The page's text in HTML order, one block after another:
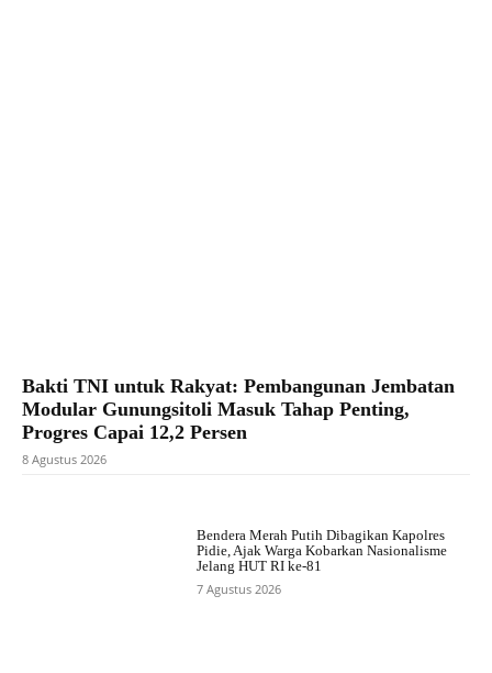
Bakti TNI untuk Rakyat: Pembangunan Jembatan
Modular Gunungsitoli Masuk Tahap Penting,
Progres Capai 12,2 Persen
8 Agustus 2026
Bendera Merah Putih Dibagikan Kapolres
Pidie, Ajak Warga Kobarkan Nasionalisme
Jelang HUT RI ke-81
7 Agustus 2026